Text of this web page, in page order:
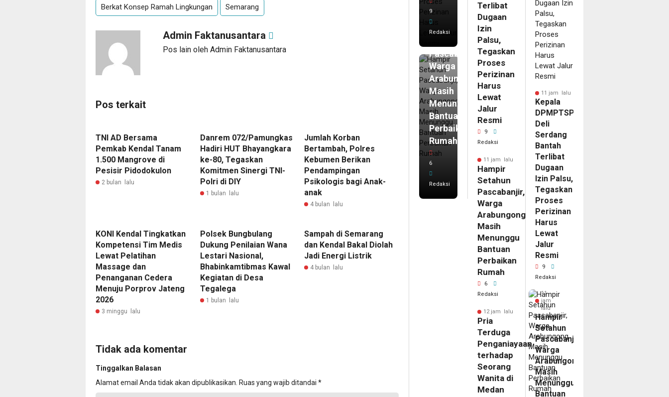
Berkat Konsep Ramah Lingkungan Semarang
Admin Faktanusantara
Pos lain oleh Admin Faktanusantara
Pos terkait
TNI AD Bersama
Pemkab Kendal Tanam
1.500 Mangrove di
Pesisir Pidodokulon
2 bulan lalu
Danrem 072/Pamungkas
Hadiri HUT Bhayangkara
ke-80, Tegaskan
Komitmen Sinergi TNI-
Polri di DIY
1 bulan lalu
Jumlah Korban
Bertambah, Polres
Kebumen Berikan
Pendampingan
Psikologis bagi Anak-
anak
4 bulan lalu
KONI Kendal Tingkatkan
Kompetensi Tim Medis
Lewat Pelatihan
Massage dan
Penanganan Cedera
Menuju Porprov Jateng
2026
3 minggu lalu
Polsek Bungbulang
Dukung Penilaian Wana
Lestari Nasional,
Bhabinkamtibmas Kawal
Kegiatan di Desa
Tegalega
1 bulan lalu
Sampah di Semarang
dan Kendal Bakal Diolah
Jadi Energi Listrik
4 bulan lalu
Tidak ada komentar
Tinggalkan Balasan
Alamat email Anda tidak akan dipublikasikan. Ruas yang wajib ditandai *
9
Redaksi
11
jam
Hampir
Setahun
Pascabanjir,
Warga
Arabungong
Masih
Menunggu
Bantuan
Perbaikan
Rumah
6
Redaksi
Terlibat
Dugaan
Izin
Palsu,
Tegaskan
Proses
Perizinan
Harus
Lewat
Jalur
Resmi
9
Redaksi
11 jam lalu
Hampir
Setahun
Pascabanjir,
Warga
Arabungong
Masih
Menunggu
Bantuan
Perbaikan
Rumah
6
Redaksi
12 jam lalu
Pria
Terduga
Penganiayaan
terhadap
Seorang
Wanita di
Medan
11 jam lalu
Kepala
DPMPTSP
Deli
Serdang
Bantah
Terlibat
Dugaan
Izin Palsu,
Tegaskan
Proses
Perizinan
Harus
Lewat
Jalur
Resmi
9
Redaksi
11
jam
lalu
Hampir
Setahun
Pascabanjir,
Warga
Arabungong
Masih
Menunggu
Bantuan